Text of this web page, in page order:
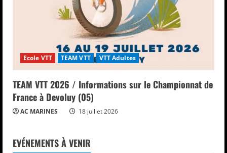
Ecole VTT TEAM VTT VTT Adultes
TEAM VTT 2026 / Informations sur le Championnat de
France à Devoluy (05)
AC MARINES 18 juillet 2026
EVÉNEMENTS À VENIR